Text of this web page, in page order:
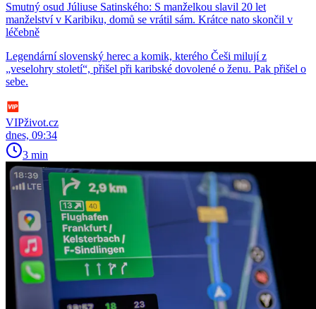
Smutný osud Júliuse Satinského: S manželkou slavil 20 let
manželství v Karibiku, domů se vrátil sám. Krátce nato skončil v
léčebně
Legendární slovenský herec a komik, kterého Češi milují z
„veselohry století“, přišel při karibské dovolené o ženu. Pak přišel o
sebe.
VIPživot.cz
dnes, 09:34
3 min